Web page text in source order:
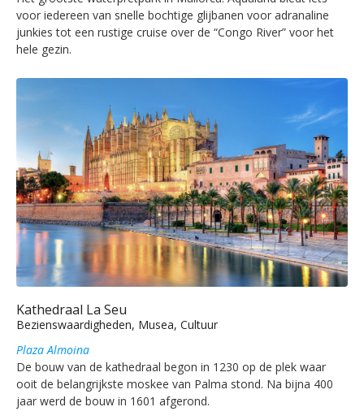
voor iedereen van snelle bochtige glijbanen voor adranaline
junkies tot een rustige cruise over de “Congo River” voor het
hele gezin.
Kathedraal La Seu
Bezienswaardigheden, Musea, Cultuur
Plaza Almoina
De bouw van de kathedraal begon in 1230 op de plek waar
ooit de belangrijkste moskee van Palma stond. Na bijna 400
jaar werd de bouw in 1601 afgerond.